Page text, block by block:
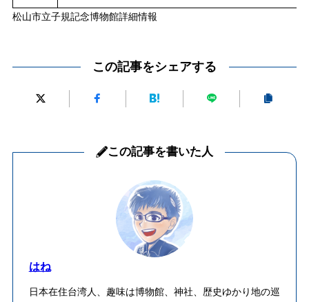
松山市立子規記念博物館詳細情報
この記事をシェアする
この記事を書いた人
はね
日本在住台湾人、趣味は博物館、神社、歴史ゆかり地の巡